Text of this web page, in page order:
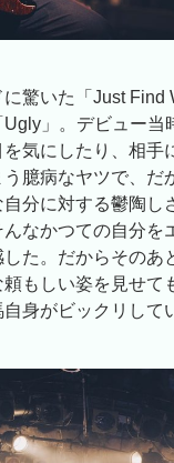
驚いた「Just Find
」。デビュー当
気にしたり、相手
臆病なヤツで、だ
分に対する鬱陶し
なかつての自分を
た。だからそのあ
もしい姿を見せて
身がビックリして